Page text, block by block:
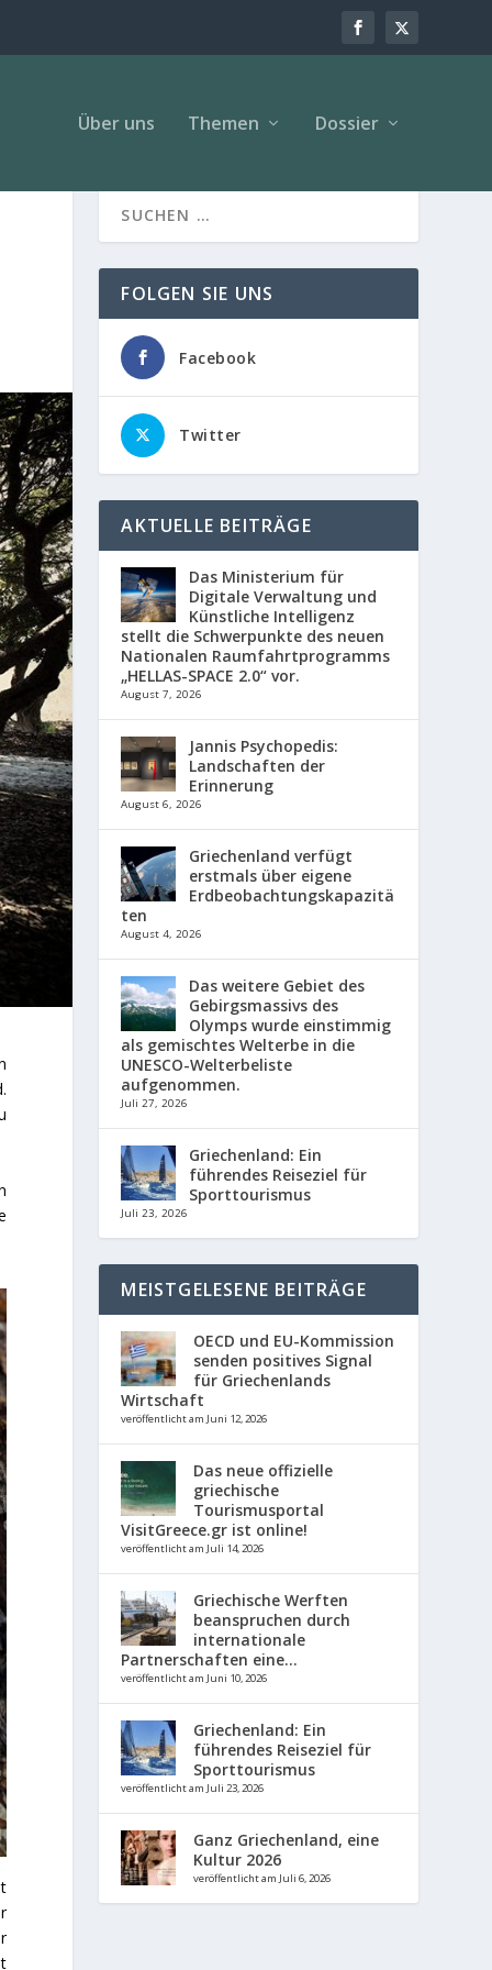
Über uns Themen Dossier
FOLGEN SIE UNS
Facebook
Twitter
AKTUELLE BEITRÄGE
Das Ministerium für
Digitale Verwaltung und
Künstliche Intelligenz
stellt die Schwerpunkte des neuen
Nationalen Raumfahrtprogramms
„HELLAS-SPACE 2.0“ vor.
August 7, 2026
Jannis Psychopedis:
Landschaften der
Erinnerung
August 6, 2026
Griechenland verfügt
erstmals über eigene
Erdbeobachtungskapazitä
ten
August 4, 2026
Das weitere Gebiet des
Gebirgsmassivs des
Olymps wurde einstimmig
als gemischtes Welterbe in die
UNESCO-Welterbeliste
aufgenommen.
Juli 27, 2026
Griechenland: Ein
führendes Reiseziel für
Sporttourismus
Juli 23, 2026
MEISTGELESENE BEITRÄGE
OECD und EU-Kommission
senden positives Signal
für Griechenlands
Wirtschaft
veröffentlicht am Juni 12, 2026
Das neue offizielle
griechische
Tourismusportal
VisitGreece.gr ist online!
veröffentlicht am Juli 14, 2026
Griechische Werften
beanspruchen durch
internationale
Partnerschaften eine...
veröffentlicht am Juni 10, 2026
Griechenland: Ein
führendes Reiseziel für
Sporttourismus
veröffentlicht am Juli 23, 2026
Ganz Griechenland, eine
Kultur 2026
veröffentlicht am Juli 6, 2026